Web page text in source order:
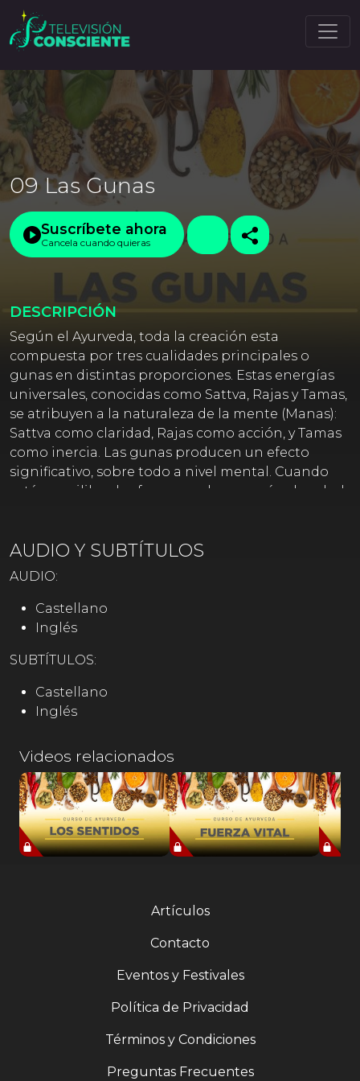
09 Las Gunas
Suscríbete ahora
Cancela cuando quieras
DESCRIPCIÓN
Según el Ayurveda, toda la creación esta
compuesta por tres cualidades principales o
gunas en distintas proporciones. Estas energías
universales, conocidas como Sattva, Rajas y Tamas,
se atribuyen a la naturaleza de la mente (Manas):
Sattva como claridad, Rajas como acción, y Tamas
como inercia. Las gunas producen un efecto
significativo, sobre todo a nivel mental. Cuando
están equilibradas favorecen la armonía y la salud.
Podemos observar con claridad los efectos de
estas cualidades en los diferentes estados
constantemente.
AUDIO Y SUBTÍTULOS
AUDIO:
Castellano
Inglés
SUBTÍTULOS:
Castellano
Inglés
Videos relacionados
Artículos
Contacto
Eventos y Festivales
Política de Privacidad
Términos y Condiciones
Preguntas Frecuentes